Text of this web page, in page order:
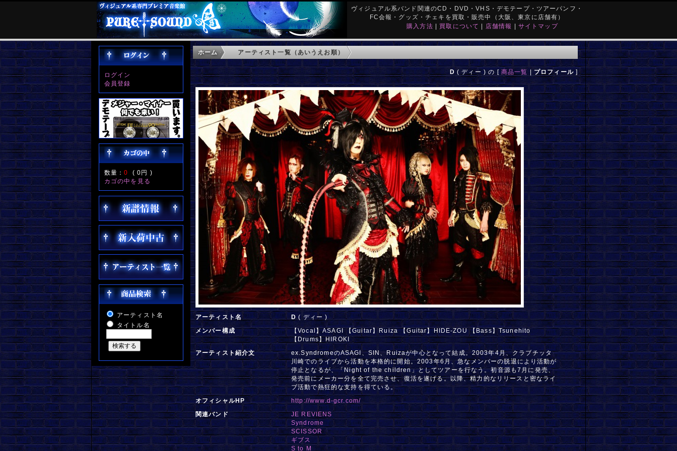
ヴィジュアル系バンド関連のCD・DVD・VHS・デモテープ・ツアーパンフ・
FC会報・グッズ・チェキを買取・販売中（大阪、東京に店舗有）
購入方法 | 買取について | 店舗情報 | サイトマップ
ログイン
会員登録
数量：0 (0円 )
カゴの中を見る
アーティスト名
タイトル名
ホーム アーティスト一覧（あいうえお順）
D ( ディー ) の [ 商品一覧 | プロフィール]
アーティスト名 D ( ディー )
メンバー構成
【Vocal】ASAGI 【Guitar】Ruiza 【Guitar】HIDE-ZOU 【Bass】Tsunehito
【Drums】HIROKI
アーティスト紹介文
ex.SyndromeのASAGI、SIN、Ruizaが中心となって結成。2003年4月、クラブチッタ
川崎でのライブから活動を本格的に開始。2003年6月、急なメンバーの脱退により活動が
停止となるが、「Night of the children」としてツアーを行なう。初音源も7月に発売、
発売前にメーカー分を全て完売させ、復活を遂げる。以降、精力的なリリースと密なライ
ブ活動で熱狂的な支持を得ている。
オフィシャルHP http://www.d-gcr.com/
関連バンド
JE REVIENS
Syndrome
SCISSOR
ギブス
S to M